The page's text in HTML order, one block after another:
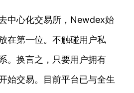
中心化交易所，Newdex始
在第一位。不触碰用户私
。换言之，只要用户拥有
始交易。目前平台已与全生